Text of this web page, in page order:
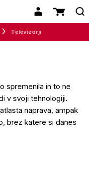
Televizorji
spremenila in to ne
v svoji tehnologiji.
naprava, ampak
brez katere si danes